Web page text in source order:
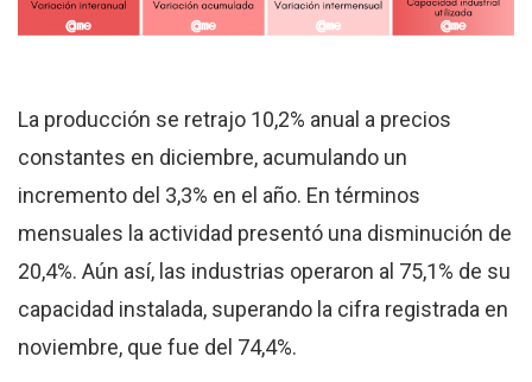
La producción se retrajo 10,2% anual a precios
constantes en diciembre, acumulando un
incremento del 3,3% en el año. En términos
mensuales la actividad presentó una disminución de
20,4%. Aún así, las industrias operaron al 75,1% de su
capacidad instalada, superando la cifra registrada en
noviembre, que fue del 74,4%.